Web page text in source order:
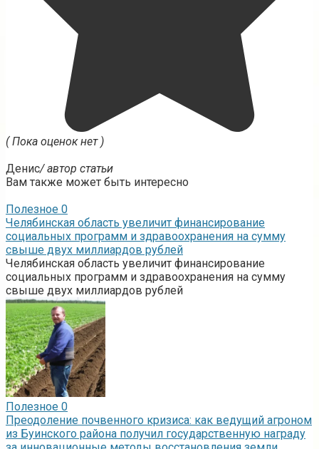
( Пока оценок нет )
Денис/ автор статьи
Вам также может быть интересно
Полезное 0
Челябинская область увеличит финансирование
социальных программ и здравоохранения на сумму
свыше двух миллиардов рублей
Челябинская область увеличит финансирование
социальных программ и здравоохранения на сумму
свыше двух миллиардов рублей
Полезное 0
Преодоление почвенного кризиса: как ведущий агроном
из Буинского района получил государственную награду